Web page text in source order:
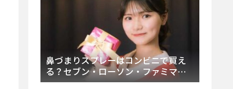
鼻づまりスプレーはコンビニで買え
る？セブン・ローソン・ファミマの
販売時間と主要製品を徹底解説